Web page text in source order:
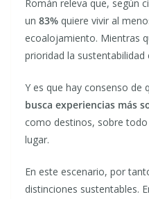
Román releva que, según
un 83% quiere vivir al
ecoalojamiento. Mientras
prioridad la sustentabilidad
Y es que hay consenso de
busca experiencias más
como destinos, sobre todo
lugar.
En este escenario, por
distinciones sustentables.